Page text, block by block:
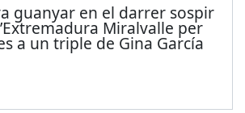
guanyar en el darrer sospir
Miralvalle per
a un triple de Gina García